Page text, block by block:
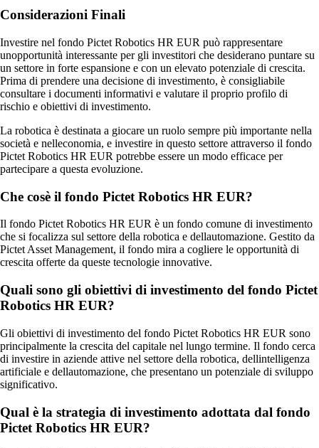
Considerazioni Finali
Investire nel fondo Pictet Robotics HR EUR può rappresentare
unopportunità interessante per gli investitori che desiderano puntare su
un settore in forte espansione e con un elevato potenziale di crescita.
Prima di prendere una decisione di investimento, è consigliabile
consultare i documenti informativi e valutare il proprio profilo di
rischio e obiettivi di investimento.
La robotica è destinata a giocare un ruolo sempre più importante nella
società e nelleconomia, e investire in questo settore attraverso il fondo
Pictet Robotics HR EUR potrebbe essere un modo efficace per
partecipare a questa evoluzione.
Che cosè il fondo Pictet Robotics HR EUR?
Il fondo Pictet Robotics HR EUR è un fondo comune di investimento
che si focalizza sul settore della robotica e dellautomazione. Gestito da
Pictet Asset Management, il fondo mira a cogliere le opportunità di
crescita offerte da queste tecnologie innovative.
Quali sono gli obiettivi di investimento del fondo Pictet
Robotics HR EUR?
Gli obiettivi di investimento del fondo Pictet Robotics HR EUR sono
principalmente la crescita del capitale nel lungo termine. Il fondo cerca
di investire in aziende attive nel settore della robotica, dellintelligenza
artificiale e dellautomazione, che presentano un potenziale di sviluppo
significativo.
Qual è la strategia di investimento adottata dal fondo
Pictet Robotics HR EUR?